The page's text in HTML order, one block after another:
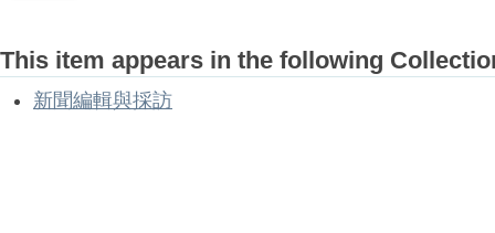
This item appears in the following
新聞編輯與採訪